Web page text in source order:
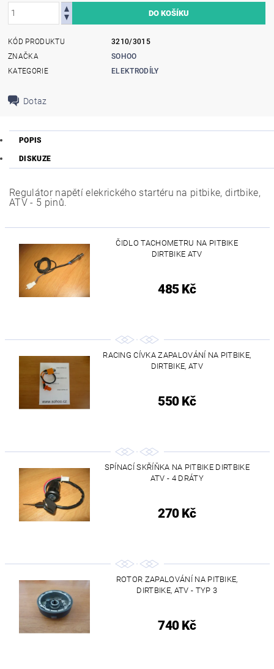
KÓD PRODUKTU
3210/3015
ZNAČKA
SOHOO
KATEGORIE
ELEKTRODÍLY
Dotaz
POPIS
DISKUZE
Regulátor napětí elekrického startéru na pitbike, dirtbike,
ATV - 5 pinů.
ČIDLO TACHOMETRU NA PITBIKE
DIRTBIKE ATV
485 Kč
RACING CÍVKA ZAPALOVÁNÍ NA PITBIKE,
DIRTBIKE, ATV
550 Kč
SPÍNACÍ SKŘÍŇKA NA PITBIKE DIRTBIKE
ATV - 4 DRÁTY
270 Kč
ROTOR ZAPALOVÁNÍ NA PITBIKE,
DIRTBIKE, ATV - TYP 3
740 Kč